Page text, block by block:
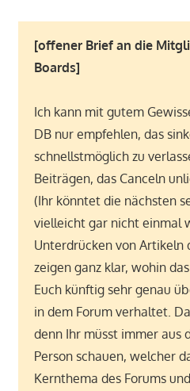
[offener Brief an die
Boards]
Ich kann mit gutem
DB nur empfehlen, das
schnellstmöglich zu
Beiträgen, das Canceln
(Ihr könntet die nächsten
vielleicht gar nicht einmal
Unterdrücken von Artikeln
zeigen ganz klar, wohin
Euch künftig sehr genau
in dem Forum verhaltet.
denn Ihr müsst immer aus
Person schauen, welcher
Kernthema des Forums